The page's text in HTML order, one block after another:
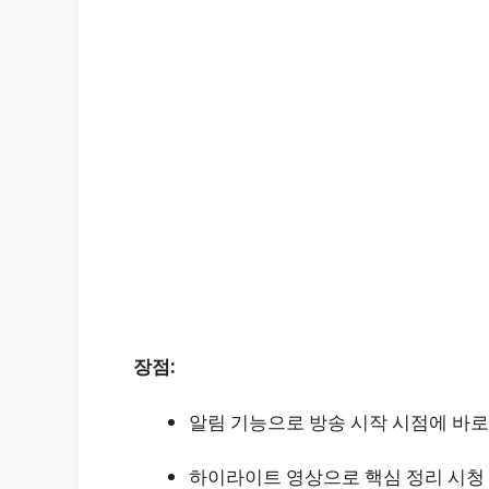
장점:
알림 기능으로 방송 시작 시점에 바
하이라이트 영상으로 핵심 정리 시청